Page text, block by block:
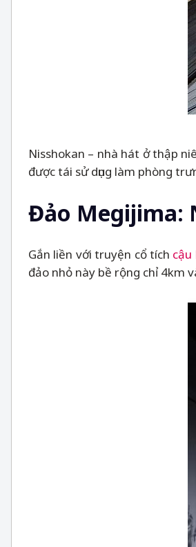
Nisshokan – nhà hát ở thập
được tái sử dụng làm phòng
Đảo Megijima:
Gắn liền với truyện cổ tích cậu
đảo nhỏ này bề rộng chỉ 4km